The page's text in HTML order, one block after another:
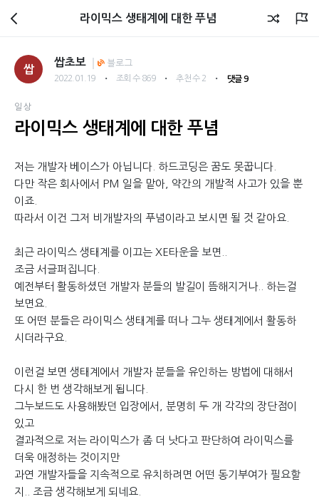
회원광장
라이믹스 생태계에 대한 푸념
쌉
쌉초보 블로그
2022.01.19 ・ 조회 수 869 ・ 추천 수 2 ・ 댓글 9
일상
라이믹스 생태계에 대한 푸념
저는 개발자 베이스가 아닙니다. 하드코딩은 꿈도 못꿉니다.
다만 작은 회사에서 PM 일을 맡아, 약간의 개발적 사고가 있을 뿐
이죠.
따라서 이건 그저 비개발자의 푸념이라고 보시면 될 것 같아요.
최근 라이믹스 생태계를 이끄는 XE타운을 보면..
조금 서글퍼집니다.
예전부터 활동하셨던 개발자 분들의 발길이 뜸해지거나.. 하는걸
보면요.
또 어떤 분들은 라이믹스 생태계를 떠나 그누 생태계에서 활동하
시더라구요.
이런걸 보면 생태계에서 개발자 분들을 유인하는 방법에 대해서
다시 한 번 생각해보게 됩니다.
그누보드도 사용해봤던 입장에서, 분명히 두 개 각각의 장단점이
있고
결과적으로 저는 라이믹스가 좀 더 낫다고 판단하여 라이믹스를
더욱 애정하는 것이지만
과연 개발자들을 지속적으로 유치하려면 어떤 동기부여가 필요할
지.. 조금 생각해보게 되네요.